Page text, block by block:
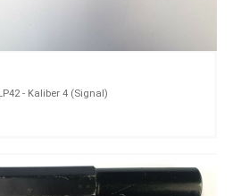
- Kaliber 4 (Signal)